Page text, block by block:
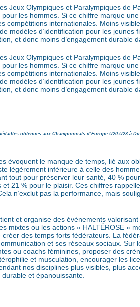
Jeux Olympiques et Paralympiques de
les hommes. Si ce chiffre marque
compétitions internationales. Moins
modèles d’identification pour les jeunes
et donc moins d’engagement durable
Jeux Olympiques et Paralympiques de
les hommes. Si ce chiffre marque
compétitions internationales. Moins
modèles d’identification pour les jeunes
et donc moins d’engagement durable
obtenues aux Championnats d’Europe U20-U23 à
évoquent le manque de temps, lié aux
légèrement inférieure à celle des
tout pour préserver leur santé, 40 %
21 % pour le plaisir. Ces chiffres
n’exclut pas la performance, mais
et organise des événements
mixtes ou les actions « HALTÉROSE »
des temps forts fédérateurs. La
et ses réseaux sociaux. Sur
ou coachs féminines, proposer des
et musculation, encourager les
nos disciplines plus visibles, plus
et épanouissante.